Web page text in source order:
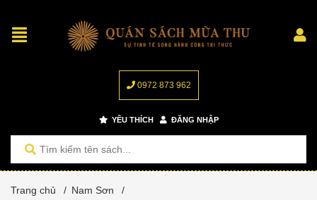
0972 873 962
YÊU THÍCH ĐĂNG NHẬP
Trang chủ / Nam Sơn
/